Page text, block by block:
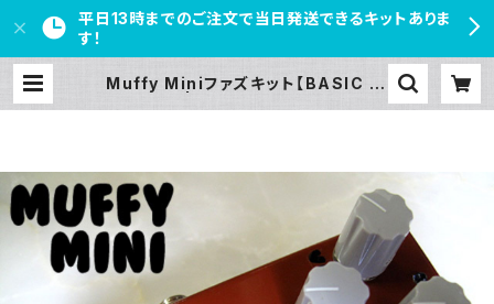
平日13時までのご注文で当日発送できるキットありま
す！
Muffy Miniファズキット【BASIC KI